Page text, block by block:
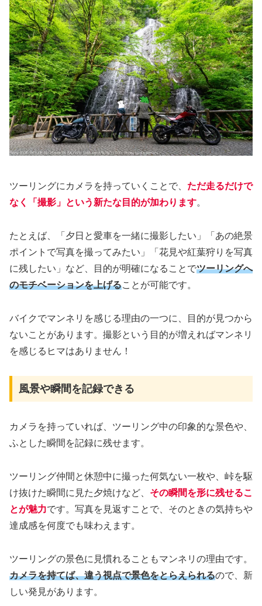
ツーリングにカメラを持っていくことで、 ただ走るだけで
なく「撮影」という新たな目的が加わります。
たとえば、「夕日と愛車を一緒に撮影したい」「あの絶景
ポイントで写真を撮ってみたい」「花見や紅葉狩りを写真
に残したい」など、目的が明確になることでツーリングへ
のモチベーションを上げることが可能です。
バイクでマンネリを感じる理由の一つに、目的が見つから
ないことがあります。撮影という目的が増えればマンネリ
を感じるヒマはありません！
風景や瞬間を記録できる
カメラを持っていれば、ツーリング中の印象的な景色や、
ふとした瞬間を記録に残せます。
ツーリング仲間と休憩中に撮った何気ない一枚や、峠を駆
け抜けた瞬間に見た夕焼けなど、 その瞬間を形に残せるこ
とが魅力です。写真を見返すことで、そのときの気持ちや
達成感を何度でも味わえます。
ツーリングの景色に見慣れることもマンネリの理由です。
カメラを持てば、違う視点で景色をとらえられるので、新
しい発見があります。